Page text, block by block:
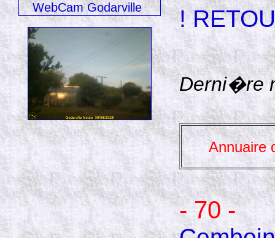
WebCam Godarville !
Derni�re
Annuaire
- 70 -